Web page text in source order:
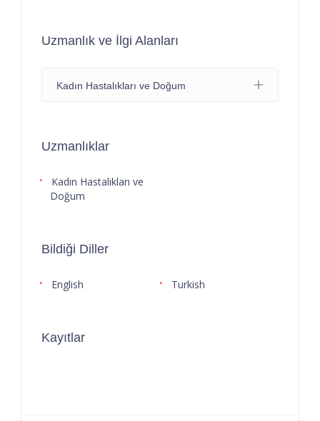
Uzmanlık ve İlgi Alanları
Kadın Hastalıkları ve Doğum
Uzmanlıklar
Kadın Hastalıkları ve
Doğum
Bildiği Diller
English Turkish
Kayıtlar